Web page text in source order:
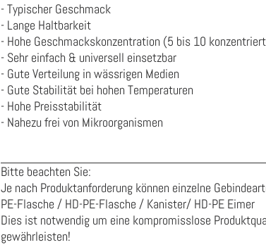
- Typischer Geschmack
- Lange Haltbarkeit
- Hohe Geschmackskonzentration (5 bis 10
- Sehr einfach & universell einsetzbar
- Gute Verteilung in wässrigen Medien
- Gute Stabilität bei hohen Temperaturen
- Hohe Preisstabilität
- Nahezu frei von Mikroorganismen
Bitte beachten Sie:
Je nach Produktanforderung können einzelne
PE-Flasche / HD-PE-Flasche / Kanister/ HD-PE Eimer
Dies ist notwendig um eine kompromisslose
gewährleisten!